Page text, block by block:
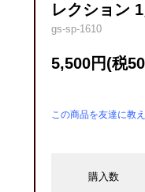
レクション
gs-sp-1610
5,500円(税
この商品を友達に教
購入数